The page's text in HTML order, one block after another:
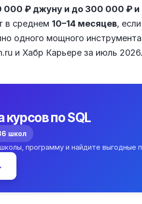
000 ₽ джуну и до 300 000 ₽ и
в среднем 10–14 месяцев,
одного мощного
и Хабр Карьере за июль 2026.
по SQL
школ
программу и найдите выгодные